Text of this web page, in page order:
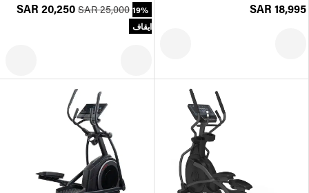
SAR 18,995
SAR 20,250 SAR 25,000 19%
ايقاف